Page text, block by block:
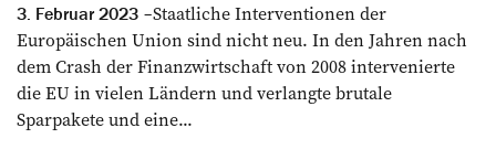
3. Februar 2023
Staatliche Interventionen der
Europäischen Union sind nicht neu. In den Jahren nach
dem Crash der Finanzwirtschaft von 2008 intervenierte
die EU in vielen Ländern und verlangte brutale
Sparpakete und eine...